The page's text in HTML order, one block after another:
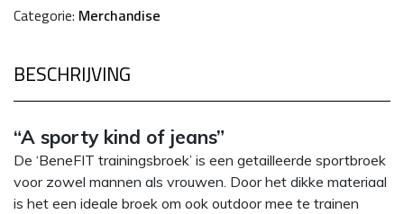
Categorie: Merchandise
BESCHRIJVING
“A sporty kind of jeans”
De ‘BeneFIT trainingsbroek’ is een getailleerde sportbroek
voor zowel mannen als vrouwen. Door het dikke materiaal
is het een ideale broek om ook outdoor mee te trainen